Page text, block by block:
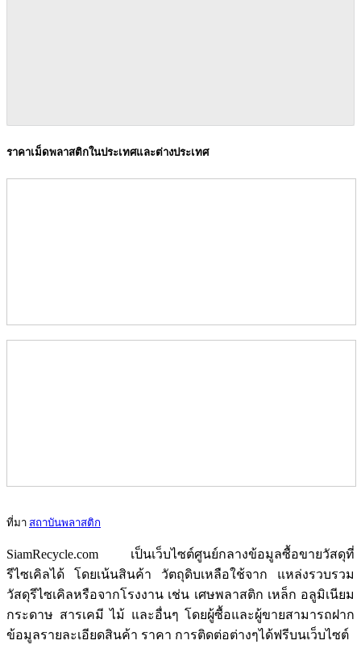
ราคาเม็ดพลาสติกในประเทศและต่างประเทศ
ที่มา สถาบันพลาสติก
SiamRecycle.com เป็นเว็บไซต์ศูนย์กลางข้อมูลซื้อขายวัสดุที่
รีไซเคิลได้ โดยเน้นสินค้า วัตถุดิบเหลือใช้จาก แหล่งรวบรวม
วัสดุรีไซเคิลหรือจากโรงงาน เช่น เศษพลาสติก เหล็ก อลูมิเนียม
กระดาษ สารเคมี ไม้ และอื่นๆ โดยผู้ซื้อและผู้ขายสามารถฝาก
ข้อมูลรายละเอียดสินค้า ราคา การติดต่อต่างๆได้ฟรีบนเว็บไซต์